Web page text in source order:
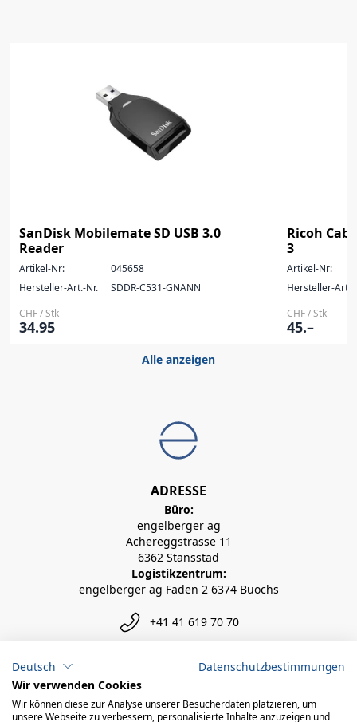
SanDisk Mobilemate SD USB 3.0
Reader
Artikel-Nr:
045658
Hersteller-Art.-Nr.
SDDR-C531-GNANN
CHF / Stk
34.95
Ricoh
3
Artikel-Nr:
Hersteller-Art.-
CHF / Stk
45.–
Alle anzeigen
ADRESSE
Büro:
engelberger ag
Achereggstrasse 11
6362 Stansstad
Logistikzentrum:
engelberger ag Faden 2 6374 Buochs
+41 41 619 70 70
info@engelberger.ch
Deutsch
Datenschutzbestimmungen
Wir verwenden Cookies
Wir können diese zur Analyse unserer Besucherdaten platzieren, um
unsere Webseite zu verbessern, personalisierte Inhalte anzuzeigen und